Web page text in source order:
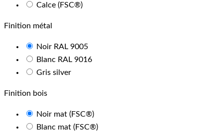
Calce (FSC®)
Finition métal
Noir RAL 9005
Blanc RAL 9016
Gris silver
Finition bois
Noir mat (FSC®)
Blanc mat (FSC®)